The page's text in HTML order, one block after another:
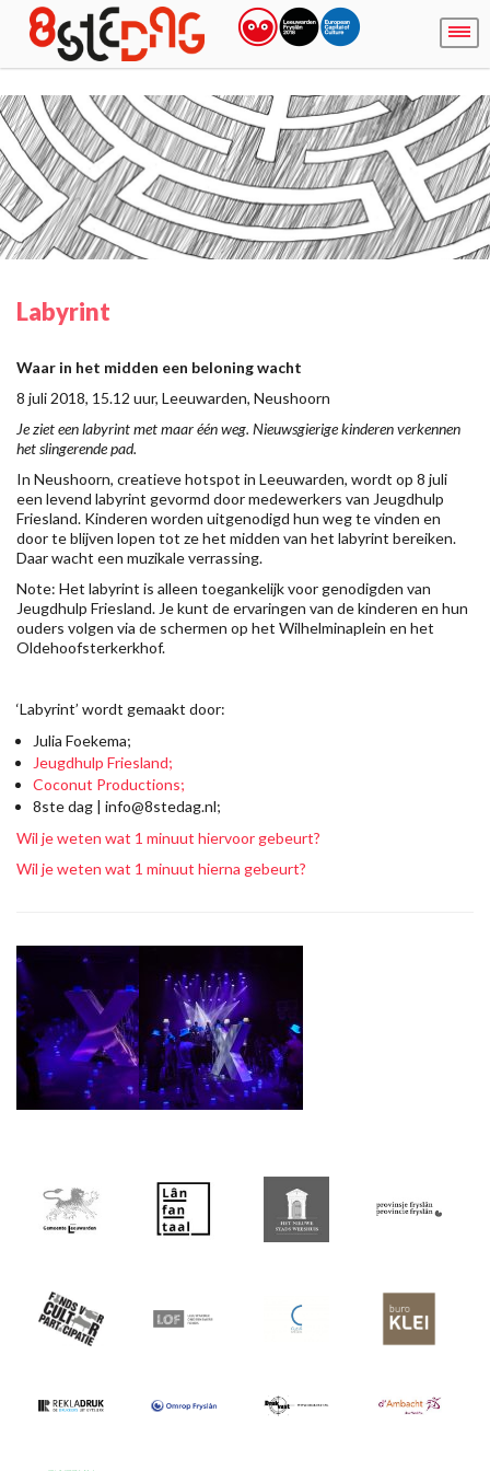
Labyrint
Waar in het midden een beloning wacht
8 juli 2018, 15.12 uur, Leeuwarden, Neushoorn
Je ziet een labyrint met maar één weg. Nieuwsgierige kinderen verkennen
het slingerende pad.
In Neushoorn, creatieve hotspot in Leeuwarden, wordt op 8 juli
een levend labyrint gevormd door medewerkers van Jeugdhulp
Friesland. Kinderen worden uitgenodigd hun weg te vinden en
door te blijven lopen tot ze het midden van het labyrint bereiken.
Daar wacht een muzikale verrassing.
Note: Het labyrint is alleen toegankelijk voor genodigden van
Jeugdhulp Friesland. Je kunt de ervaringen van de kinderen en hun
ouders volgen via de schermen op het Wilhelminaplein en het
Oldehoofsterkerkhof.
‘Labyrint’ wordt gemaakt door:
Julia Foekema;
Jeugdhulp Friesland;
Coconut Productions;
8ste dag | info@8stedag.nl;
Wil je weten wat 1 minuut hiervoor gebeurt?
Wil je weten wat 1 minuut hierna gebeurt?